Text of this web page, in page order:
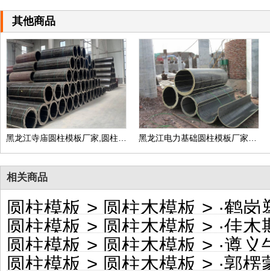
其他商品
相关商品
圆柱模板>圆柱木模板> ·鹤岗塑
圆柱模板>圆柱木模板> ·佳木斯
圆柱模板>圆柱木模板> ·遵义牛
圆柱模板>圆柱木模板> ·郭楞蒙